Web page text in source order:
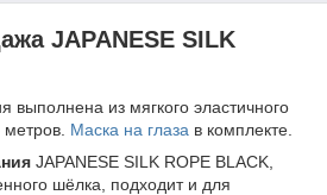
JAPANESE SILK
выполнена из мягкого эластичного
Маска на глаза в комплекте.
JAPANESE SILK ROPE BLACK,
шёлка, подходит и для